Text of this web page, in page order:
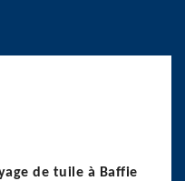
de tuile à Baffie